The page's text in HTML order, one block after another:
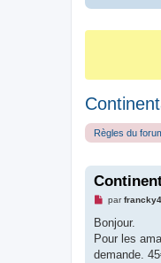
Règles du
M
s
a
g
par
Bonjour.
Pour les
demande.